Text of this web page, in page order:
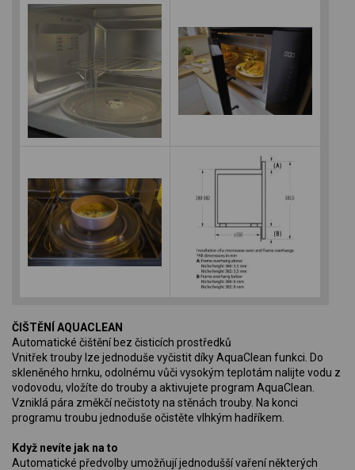
ČIŠTĚNÍ AQUACLEAN
Automatické čištění bez čisticích prostředků
Vnitřek trouby lze jednoduše vyčistit díky AquaClean funkci. Do
skleněného hrnku, odolnému vůči vysokým teplotám nalijte vodu z
vodovodu, vložíte do trouby a aktivujete program AquaClean.
Vzniklá pára změkčí nečistoty na stěnách trouby. Na konci
programu troubu jednoduše očistěte vlhkým hadříkem.
Když nevíte jak na to
Automatické předvolby umožňují jednodušší vaření některých